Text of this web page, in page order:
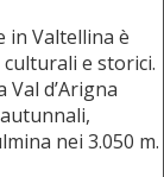
in Valtellina è
e storici.
d’Arigna
nei 3.050 m.